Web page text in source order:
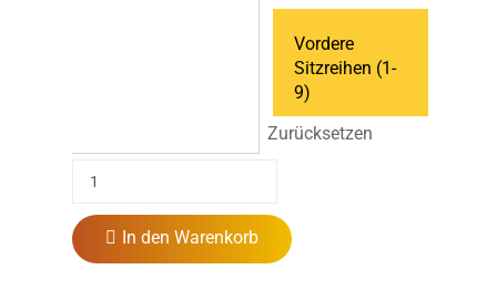
Vordere
Sitzreihen (1-
9)
Zurücksetzen
In den Warenkorb